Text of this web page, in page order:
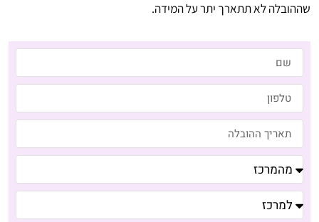
שההובלה לא תתארך יתר על המידה.